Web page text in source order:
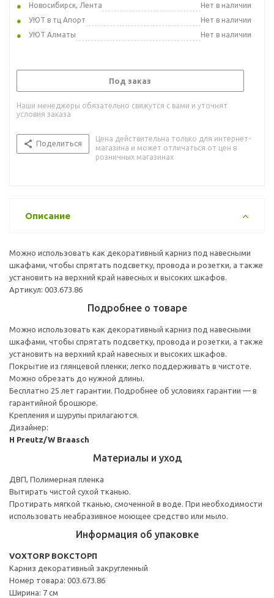
Новосибирск, Лента
Нет в наличии
УЮТ в тц Апорт
Нет в наличии
УЮТ Алматы
Нет в наличии
Под заказ
Наши менеджеры обязательно свяжутся с вами и уточнят
условия заказа
Поделиться
Цена действительна только для интернет-
магазина и может отличаться от цен в
розничных магазинах
Описание
Можно использовать как декоративный карниз под навесными
шкафами, чтобы спрятать подсветку, провода и розетки, а также
установить на верхний край навесных и высоких шкафов.
Артикул: 003.673.86
Подробнее о товаре
Можно использовать как декоративный карниз под навесными
шкафами, чтобы спрятать подсветку, провода и розетки, а также
установить на верхний край навесных и высоких шкафов.
Покрытие из глянцевой пленки; легко поддерживать в чистоте.
Можно обрезать до нужной длины.
Бесплатно 25 лет гарантии. Подробнее об условиях гарантии — в
гарантийной брошюре.
Крепления и шурупы прилагаются.
Дизайнер:
H Preutz/W Braasch
Материалы и уход
ДВП, Полимерная пленка
Вытирать чистой сухой тканью.
Протирать мягкой тканью, смоченной в воде. При необходимости
использовать неабразивное моющее средство или мыло.
Информация об упаковке
VOXTORP ВОКСТОРП
Карниз декоративный закругленный
Номер товара: 003.673.86
Ширина: 7 см